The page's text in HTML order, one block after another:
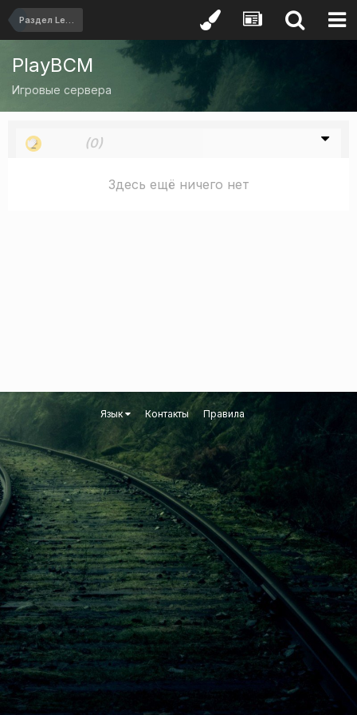
Раздел Left 4 Dead 2
PlayBCM
Игровые сервера
(0)
Здесь ещё ничего нет
Язык Контакты Правила